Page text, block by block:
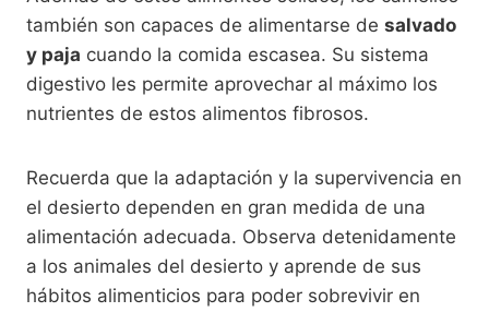
también son capaces de alimentarse de salvado
y paja cuando la comida escasea. Su sistema
digestivo les permite aprovechar al máximo los
nutrientes de estos alimentos fibrosos.
Recuerda que la adaptación y la supervivencia en
el desierto dependen en gran medida de una
alimentación adecuada. Observa detenidamente
a los animales del desierto y aprende de sus
hábitos alimenticios para poder sobrevivir en